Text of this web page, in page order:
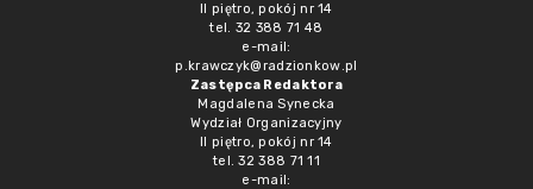
II piętro, pokój nr 14
tel. 32 388 71 48
e-mail:
p.krawczyk@radzionkow.pl
Zastępca Redaktora
Magdalena Synecka
Wydział Organizacyjny
II piętro, pokój nr 14
tel. 32 388 71 11
e-mail: